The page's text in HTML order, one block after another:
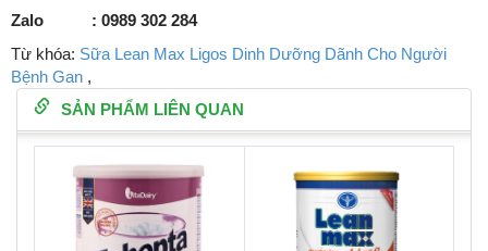
Zalo : 0989 302 284
Từ khóa: Sữa Lean Max Ligos Dinh Dưỡng Dãnh Cho Người
Bệnh Gan ,
SẢN PHẨM LIÊN QUAN